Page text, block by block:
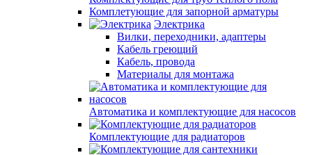
Комплетующие для запорной арматуры
Электрика
Вилки, переходники, адаптеры
Кабель греющий
Кабель, провода
Материалы для монтажа
Автоматика и комплектующие для насосов
Комплектующие для радиаторов